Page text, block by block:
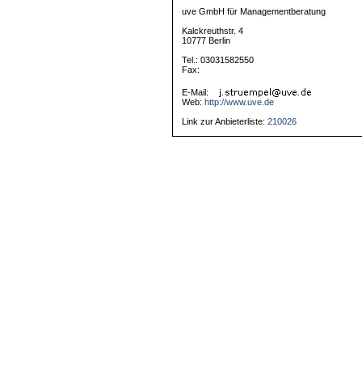
uve GmbH für Managementberatung
Kalckreuthstr. 4
10777 Berlin
Tel.: 03031582550
Fax:
E-Mail:
Web: http://www.uve.de
Link zur Anbieterliste:210026